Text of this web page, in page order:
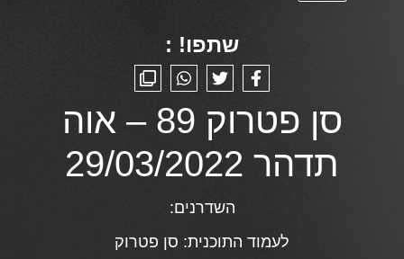
שתפו! :
סן פטרוק 89 – אוה
תדהר 29/03/2022
השדרנים:
לעמוד התוכנית: סן פטרוק